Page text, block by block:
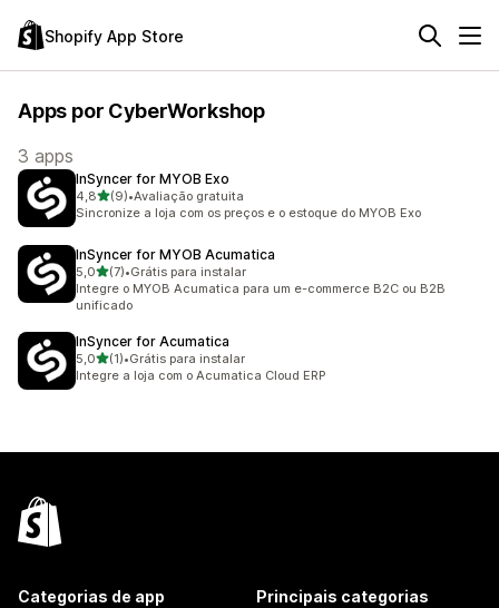
Shopify App Store
Apps por CyberWorkshop
3 apps
InSyncer for MYOB Exo
4,8de 5 estrelas
(9)
9 avaliações ao todo
•Avaliação gratuita
Sincronize a loja com os preços e o estoque do MYOB Exo
InSyncer for MYOB Acumatica
5,0de 5 estrelas
(7)
7 avaliações ao todo
•Grátis para instalar
Integre o MYOB Acumatica para um e-commerce B2C ou B2B
unificado
InSyncer for Acumatica
5,0de 5 estrelas
(1)
1 avaliações ao todo
•Grátis para instalar
Integre a loja com o Acumatica Cloud ERP
Categorias de app Principais categorias